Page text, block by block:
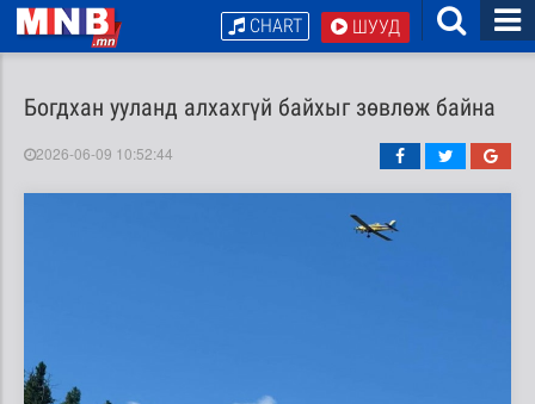
ШУУД
CHART
Богдхан ууланд алхахгүй байхыг зөвлөж байна
2026-06-09 10:52:44